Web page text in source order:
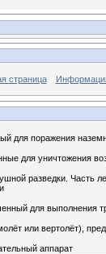
страница
для поражения
для уничтожения
разведки. Часть
для выполнения
или вертолёт),
аппарат